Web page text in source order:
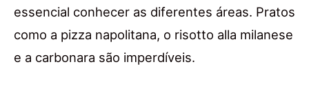
essencial conhecer as diferentes áreas. Pratos
como a pizza napolitana, o risotto alla milanese
e a carbonara são imperdíveis.